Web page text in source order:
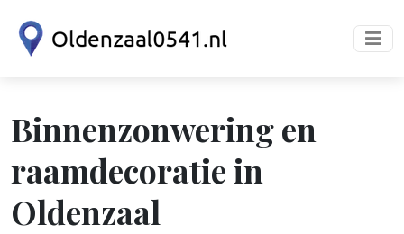
Binnenzonwering en
raamdecoratie in
Oldenzaal